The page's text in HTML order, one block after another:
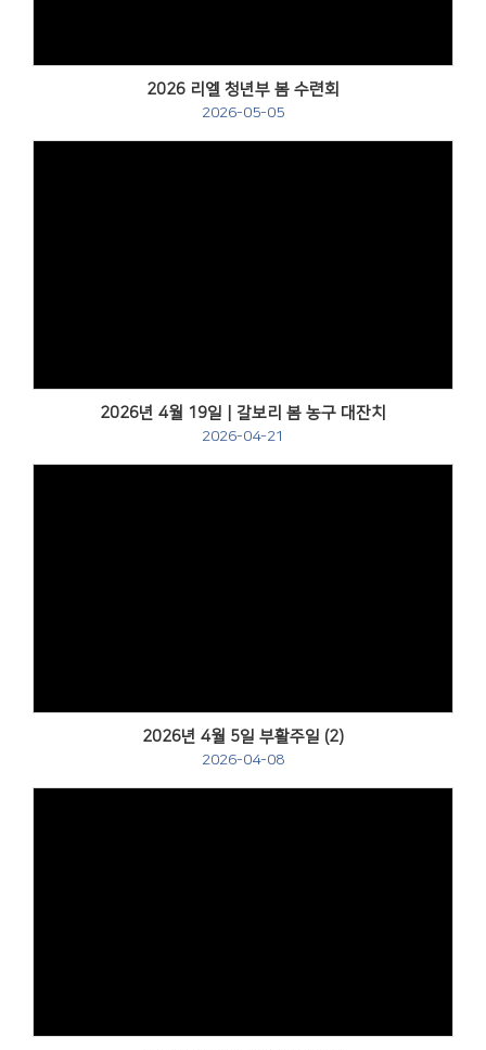
2026 리엘 청년부 봄 수련회
2026-05-05
2026년 4월 19일 | 갈보리 봄 농구 대잔치
2026-04-21
2026년 4월 5일 부활주일 (2)
2026-04-08